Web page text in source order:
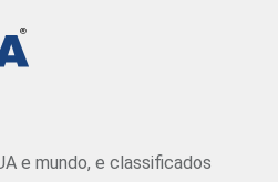
e mundo, e classificados